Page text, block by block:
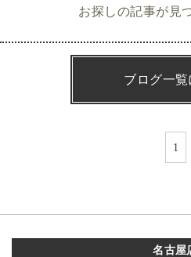
お探しの記事が見
ブログ一覧
1
名古屋